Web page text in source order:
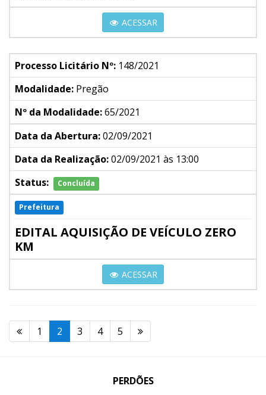
ACESSAR
Processo Licitário Nº: 148/2021
Modalidade: Pregão
Nº da Modalidade:65/2021
Data da Abertura:02/09/2021
Data da Realização:02/09/2021 às 13:00
Status:
Concluída
Prefeitura
EDITAL AQUISIÇÃO DE VEÍCULO ZERO
KM
ACESSAR
1 2 3 4 5
PERDÕES